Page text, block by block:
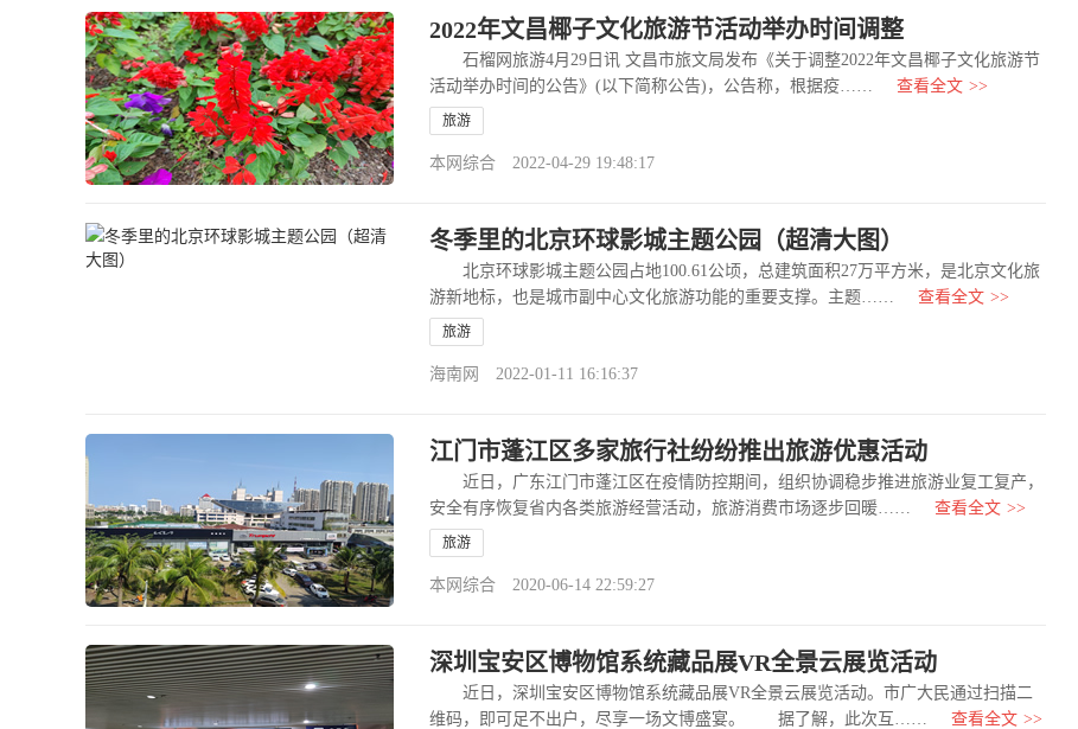
2022年文昌椰子文化旅游节活动举办时间调整
石榴网旅游4月29日讯 文昌市旅文局发布《关于调整2022年文昌椰子文化旅游节
活动举办时间的公告》(以下简称公告)，公告称，根据疫……
查看全文 >>
旅游
本网综合 2022-04-29 19:48:17
冬季里的北京环球影城主题公园（超清大图）
北京环球影城主题公园占地100.61公顷，总建筑面积27万平方米，是北京文化旅
游新地标，也是城市副中心文化旅游功能的重要支撑。主题……
查看全文 >>
旅游
海南网 2022-01-11 16:16:37
江门市蓬江区多家旅行社纷纷推出旅游优惠活动
近日，广东江门市蓬江区在疫情防控期间，组织协调稳步推进旅游业复工复产，
安全有序恢复省内各类旅游经营活动，旅游消费市场逐步回暖……
查看全文 >>
旅游
本网综合 2020-06-14 22:59:27
深圳宝安区博物馆系统藏品展VR全景云展览活动
近日，深圳宝安区博物馆系统藏品展VR全景云展览活动。市广大民通过扫描二
维码，即可足不出户，尽享一场文博盛宴。 据了解，此次互……
查看全文 >>